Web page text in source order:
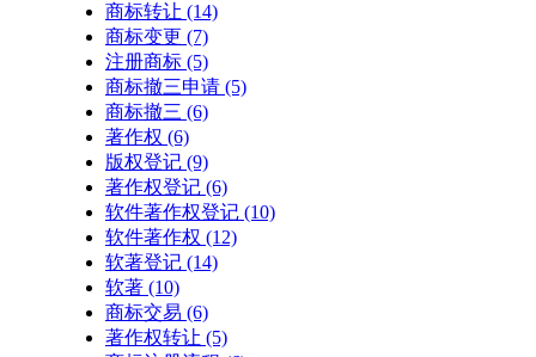
商标转让 (14)
商标变更 (7)
注册商标 (5)
商标撤三申请 (5)
商标撤三 (6)
著作权 (6)
版权登记 (9)
著作权登记 (6)
软件著作权登记 (10)
软件著作权 (12)
软著登记 (14)
软著 (10)
商标交易 (6)
著作权转让 (5)